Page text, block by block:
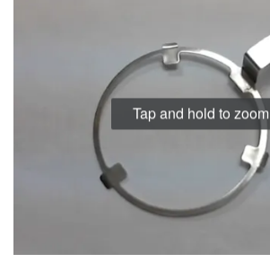
Tap and hold to zoom